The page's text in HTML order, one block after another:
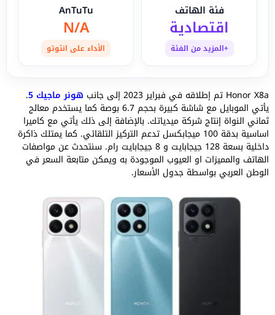
فئة الهاتف
اقتصادية
+المزيد من الفئة
AnTuTu
N/A
الأداء على انتوتو
Honor X8a تم إطلاقه في فبراير 2023 إلى جانب هونر ماجيك 5 .
يأتي الموبايل مع شاشة كبيرة بحجم 6.7 بوصة كما يستخدم معالج
ثماني النواة إنتاج شركة ميدياتك. بالإضافة إلى ذلك يأتي مع كاميرا
اساسية بدقة 100 ميجابكسل تدعم التركيز التلقائي. كما يمتلك ذاكرة
داخلية بسعة 128 جيجابايت و 8 جيجابايت رام. سنتحدث عن مواصفات
الهاتف والمميزات او العيوب الموجودة به ويمكن متابعة السعر في
الوطن العربي بواسطة جدول الأسعار.